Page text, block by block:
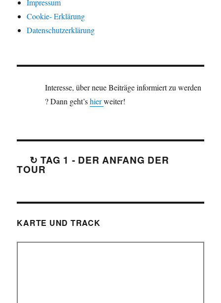
Impressum
Cookie- Erklärung
Datenschutzerklärung
Interesse, über neue Beiträge informiert zu werden
? Dann geht’shierweiter!
↻ TAG 1 - DER ANFANG DER
TOUR
KARTE UND TRACK